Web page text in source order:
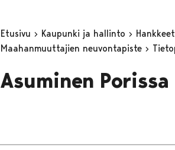
Etusivu Kaupunki ja hallinto
Maahanmuuttajien neuvontapiste
Asuminen Porissa